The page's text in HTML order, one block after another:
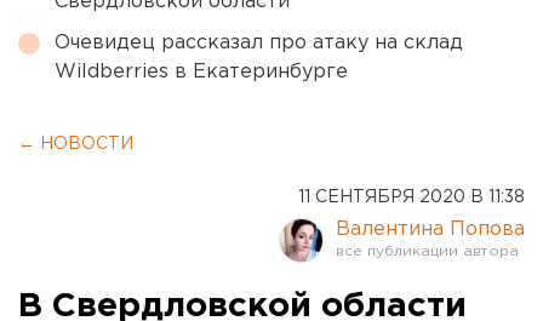
Очевидец рассказал про атаку на склад
Wildberries в Екатеринбурге
← НОВОСТИ
11 СЕНТЯБРЯ 2020 В 11:38
Валентина Попова
В Свердловской области